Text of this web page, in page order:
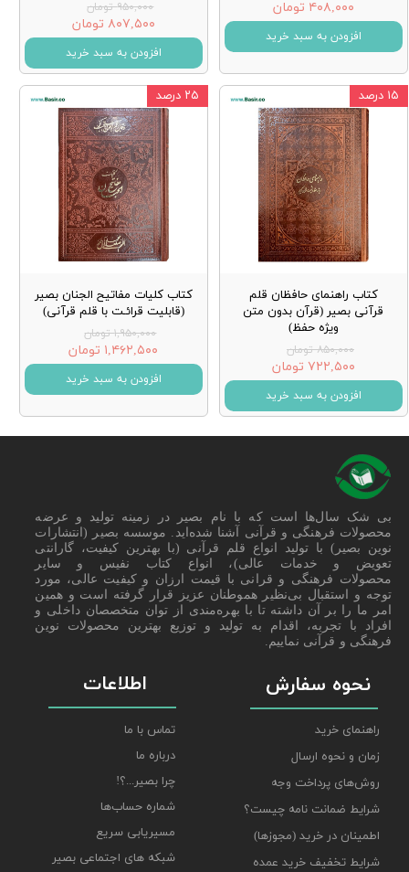
۴۰۸,۰۰۰ تومان
افزودن به سبد خرید
۹۵۰,۰۰۰ تومان
۸۰۷,۵۰۰ تومان
افزودن به سبد خرید
کتاب راهنمای حافظان قلم
قرآنی بصیر (قرآن بدون متن
ویژه حفظ)
۸۵۰,۰۰۰ تومان
۷۲۲,۵۰۰ تومان
افزودن به سبد خرید
۱۵ درصد
کتاب کلیات مفاتیح الجنان بصیر
(قابلیت قرائـت با قلم قرآنی)
۱,۹۵۰,۰۰۰ تومان
۱,۴۶۲,۵۰۰ تومان
افزودن به سبد خرید
۲۵ درصد
نحوه سفارش
راهنمای خرید
زمان و نحوه ارسال
روش‌های پرداخت وجه
شرایط ضمانت نامه چیست؟
اطمینان در خرید (مجوزها)
شرایط تخفیف خرید عمده
اطلاعات
تماس با ما
درباره ما
چرا بصیر...؟!
شماره حساب‌ها
مسیریابی سریع
شبکه های اجتماعی بصیر
بی شک سال‌ها است که با نام بصیر در زمینه تولید و عرضه
محصولات فرهنگی و قرآنی آشنا شده‌اید. موسسه بصیر (انتشارات
نوین بصیر) با تولید انواع قلم قرآنی (با بهترین کیفیت، گارانتی
تعویض و خدمات عالی)، انواع کتاب نفیس و سایر
محصولات فرهنگی و قرانی با قیمت ارزان و کیفیت عالی، مورد
توجه و استقبال بی‌نظیر هموطنان عزیز قرار گرفته است و همین
امر ما را بر آن داشته تا با بهره‌مندی از توان متخصصان داخلی و
افراد با تجربه، اقدام به تولید و توزیع بهترین محصولات نوین
فرهنگی و قرآنی نماییم.